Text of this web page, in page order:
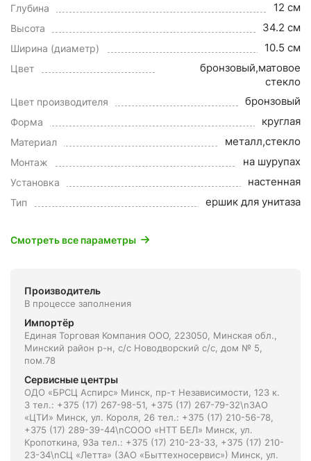
Глубина 12 см
Высота 34.2 см
Ширина (диаметр) 10.5 см
Цвет
бронзовый,матовое
стекло
Цвет производителя бронзовый
Форма круглая
Материал металл,стекло
Монтаж на шурупах
Установка настенная
Тип ершик для унитаза
Смотреть все параметры
Производитель
В процессе заполнения
Импортёр
Единая Торговая Компания ООО, 223050, Минская обл.,
Минский район р-н, с/с Новодворский с/с, дом № 5,
пом.78
Сервисные центры
ОДО «БРСЦ Аспирс» Минск, пр-т Независимости, 123 к.
3 тел.: +375 (17) 267-98-51, +375 (17) 267-79-32\nЗАО
«ЦТИ» Минск, ул. Короля, 26 тел.: +375 (17) 210-56-78,
+375 (17) 289-39-44\nСООО «НТТ БЕЛ» Минск, ул.
Кропоткина, 93а тел.: +375 (17) 210-23-33, +375 (17) 210-
23-34\nСЦ «Летта» (ЗАО «Быттехносервис») Минск, ул.